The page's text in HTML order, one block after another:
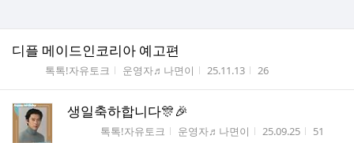
디플 메이드인코리아 예고편
게시판명
톡톡!자유토크 작성자
운영자♬나면이 작성시간
25.11.13 조회수
26
생일축하합니다🎊🎉
게시판명
톡톡!자유토크 작성자
운영자♬나면이 작성시간
25.09.25 조회수
51